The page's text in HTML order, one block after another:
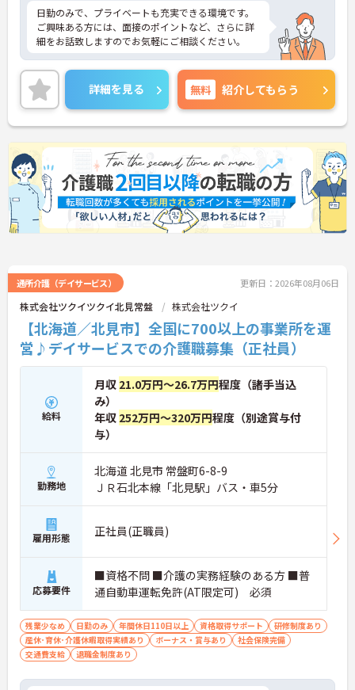
日勤のみで、プライベートも充実できる環境です。
ご興味ある方には、面接のポイントなど、さらに詳
細をお話致しますのでお気軽にご相談ください。
詳細を見る 無料 紹介してもらう
通所介護（デイサービス） 更新日：2026年08月06日
株式会社ツクイツクイ北見常盤 株式会社ツクイ
【北海道／北見市】全国に700以上の事業所を運
営♪デイサービスでの介護職募集（正社員）
給料
月収 21.0万円～26.7万円程度（諸手当込
み）
年収 252万円～320万円程度（別途賞与付
与）
勤務地
北海道 北見市 常盤町6-8-9
ＪＲ石北本線「北見駅」バス・車5分
雇用形態 正社員(正職員)
応募要件
■資格不問 ■介護の実務経験のある方 ■普
通自動車運転免許(AT限定可) 必須
残業少なめ 日勤のみ 年間休日110日以上 資格取得サポート
研修制度あり
産休･育休･介護休暇取得実績あり
ボーナス・賞与あり
社会保険完備
交通費支給
退職金制度あり